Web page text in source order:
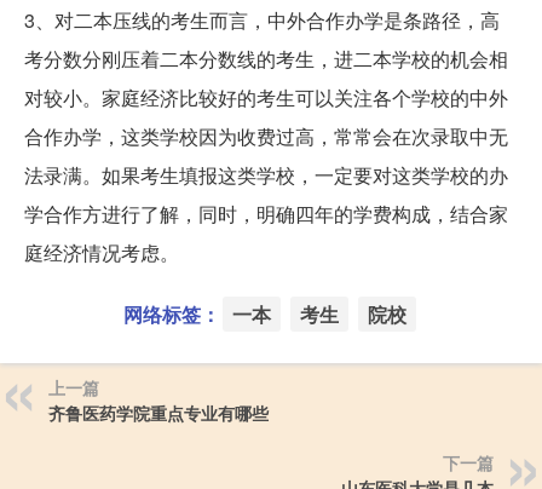
3、对二本压线的考生而言，中外合作办学是条路径，高
考分数分刚压着二本分数线的考生，进二本学校的机会相
对较小。家庭经济比较好的考生可以关注各个学校的中外
合作办学，这类学校因为收费过高，常常会在次录取中无
法录满。如果考生填报这类学校，一定要对这类学校的办
学合作方进行了解，同时，明确四年的学费构成，结合家
庭经济情况考虑。
网络标签： 一本 考生 院校
上一篇
齐鲁医药学院重点专业有哪些
下一篇